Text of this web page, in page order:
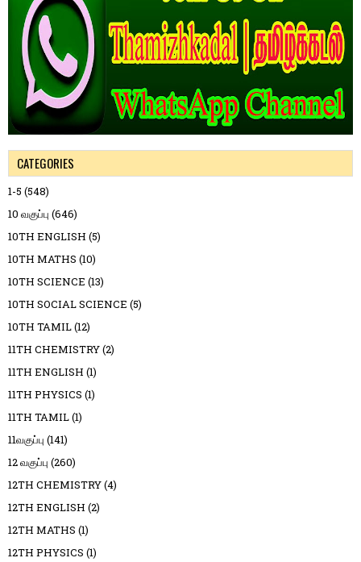
CATEGORIES
1-5 (548)
10 வகுப்பு (646)
10TH ENGLISH (5)
10TH MATHS (10)
10TH SCIENCE (13)
10TH SOCIAL SCIENCE (5)
10TH TAMIL(12)
11TH CHEMISTRY(2)
11TH ENGLISH (1)
11TH PHYSICS (1)
11TH TAMIL(1)
11வகுப்பு (141)
12 வகுப்பு (260)
12TH CHEMISTRY(4)
12TH ENGLISH (2)
12TH MATHS (1)
12TH PHYSICS (1)